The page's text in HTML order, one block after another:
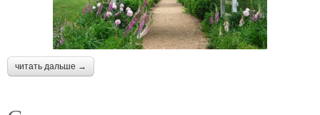
читать дальше →